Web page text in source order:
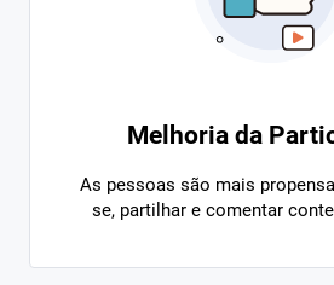
Melhoria da
As pessoas são mais
se, partilhar e comentar